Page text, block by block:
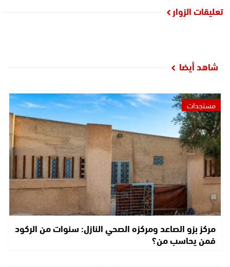
تعليقات الزوار
شاهد أيضا
مستجدات
مركز بزو الصاعد ومركزه الصحي النازل: سنوات من الركود
فمن يحاسب من؟